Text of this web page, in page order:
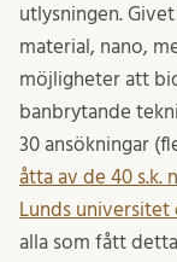
utlysningen.
material, nano,
möjligheter att
banbrytande
30 ansökningar
åtta av de 40 s.k.
Lunds
alla som fått